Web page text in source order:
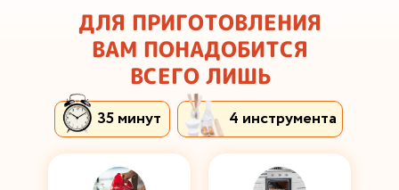
ДЛЯ ПРИГОТОВЛЕНИЯ
ВАМ ПОНАДОБИТСЯ
ВСЕГО ЛИШЬ
35 минут 4 инструмента